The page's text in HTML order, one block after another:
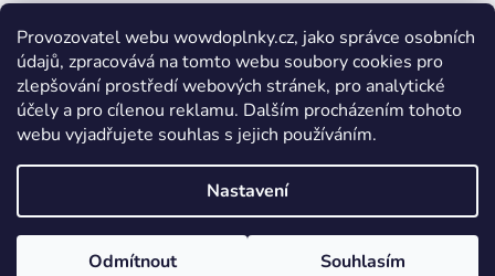
Provozovatel webu wowdoplnky.cz, jako správce osobních
údajů, zpracovává na tomto webu soubory cookies pro
zlepšování prostředí webových stránek, pro analytické
účely a pro cílenou reklamu. Dalším procházením tohoto
webu vyjadřujete souhlas s jejich používáním.
Nastavení
Odmítnout Souhlasím
Jak a čím pomoci »